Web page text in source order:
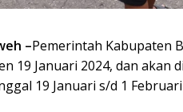
–Pemerintah Kabupaten
19 Januari 2024, dan akan
19 Januari s/d 1